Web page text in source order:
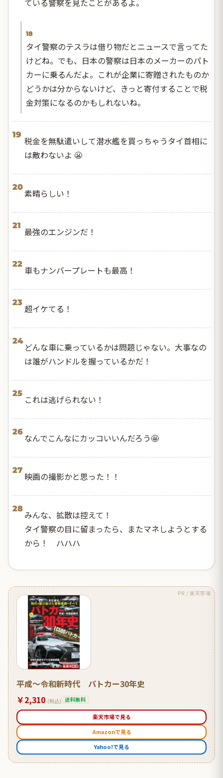
18
タイ警察のテスラは借り物だとニュースで言ってた
けどね。でも、日本の警察は日本のメーカーのパト
カーに乗るんだよ。これが企業に寄贈されたものか
どうかは分からないけど、きっと寄付することで税
金対策になるのかもしれないね。
19
税金を無駄遣いして潜水艦を買っちゃうタイ首相に
は敵わないよ 😬
20
素晴らしい！
21
最強のエンジンだ！
22
車もナンバープレートも最高！
23
超イケてる！
24
どんな車に乗っているかは問題じゃない。大事なの
は誰がハンドルを握っているかだ！
25
これは逃げられない！
26
なんでこんなにカッコいいんだろう🤩
27
映画の撮影かと思った！！
28
みんな、拡散は控えて！
タイ警察の目に留まったら、またマネしようとする
から！ ハハハ
PR / 楽天市場
平成〜令和新時代 パトカー30年史
￥2,310 (税込) 送料無料
楽天市場で見る
Amazonで見る
Yahoo!で見る